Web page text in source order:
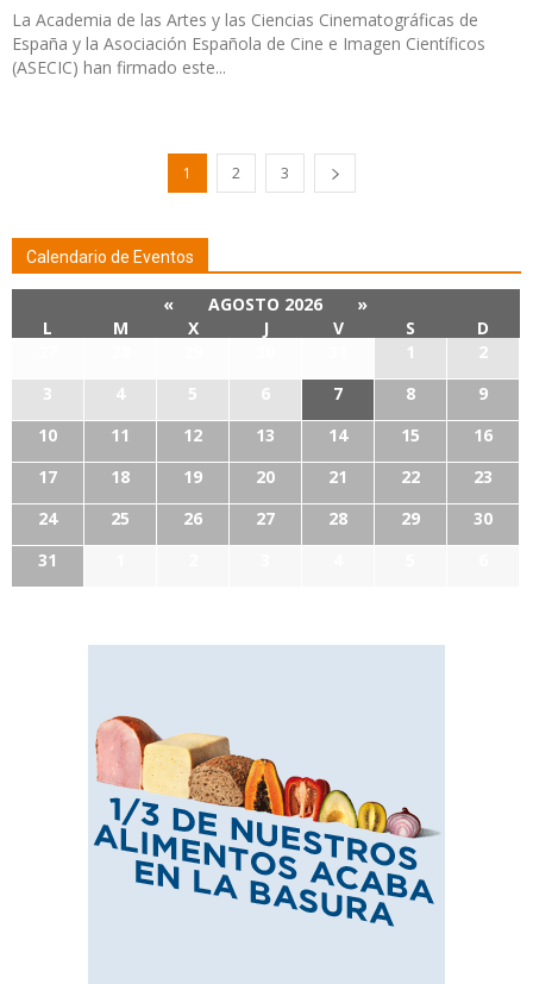
La Academia de las Artes y las Ciencias Cinematográficas de
España y la Asociación Española de Cine e Imagen Científicos
(ASECIC) han firmado este...
1 2 3
Calendario de Eventos
« AGOSTO 2026
»
L
M X J V S
D
1
2
3
4 5 6 7 8
9
10
11 12 13 14 15
16
17
18 19 20 21 22
23
24
25 26 27 28 29
30
31